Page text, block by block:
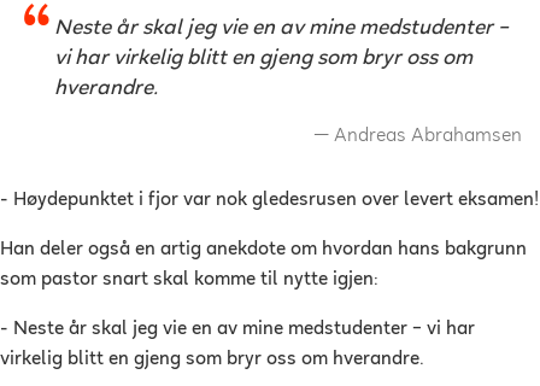
Neste år skal jeg vie en av mine medstudenter –
vi har virkelig blitt en gjeng som bryr oss om
hverandre.
Andreas Abrahamsen
- Høydepunktet i fjor var nok gledesrusen over levert eksamen!
Han deler også en artig anekdote om hvordan hans bakgrunn
som pastor snart skal komme til nytte igjen:
- Neste år skal jeg vie en av mine medstudenter – vi har
virkelig blitt en gjeng som bryr oss om hverandre.